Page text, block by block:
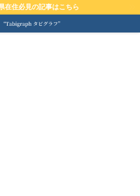
在住必見の記事はこちら